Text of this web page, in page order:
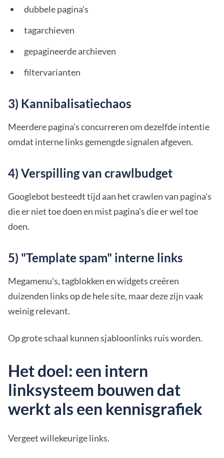
dubbele pagina's
tagarchieven
gepagineerde archieven
filtervarianten
3) Kannibalisatiechaos
Meerdere pagina's concurreren om dezelfde intentie
omdat interne links gemengde signalen afgeven.
4) Verspilling van crawlbudget
Googlebot besteedt tijd aan het crawlen van pagina's
die er niet toe doen en mist pagina's die er wel toe
doen.
5) "Template spam" interne links
Megamenu's, tagblokken en widgets creëren
duizenden links op de hele site, maar deze zijn vaak
weinig relevant.
Op grote schaal kunnen sjabloonlinks ruis worden.
Het doel: een intern
linksysteem bouwen dat
werkt als een kennisgrafiek
Vergeet willekeurige links.